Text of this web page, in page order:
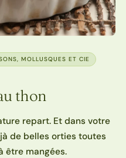
MOLLUSQUES ET CIE
thon
repart. Et dans votre
de belles orties toutes
être mangées.